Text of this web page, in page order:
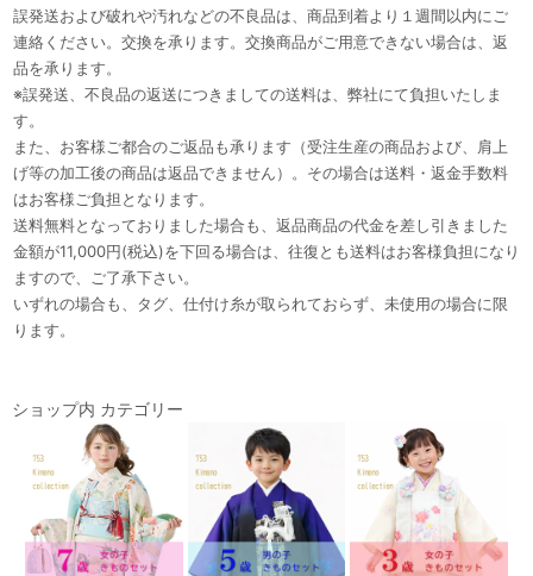
誤発送および破れや汚れなどの不良品は、商品到着より１週間以内にご
連絡ください。交換を承ります。交換商品がご用意できない場合は、返
品を承ります。
※誤発送、不良品の返送につきましての送料は、弊社にて負担いたしま
す。
また、お客様ご都合のご返品も承ります（受注生産の商品および、肩上
げ等の加工後の商品は返品できません）。その場合は送料・返金手数料
はお客様ご負担となります。
送料無料となっておりました場合も、返品商品の代金を差し引きました
金額が11,000円(税込)を下回る場合は、往復とも送料はお客様負担になり
ますので、ご了承下さい。
いずれの場合も、タグ、仕付け糸が取られておらず、未使用の場合に限
ります。
ショップ内 カテゴリー